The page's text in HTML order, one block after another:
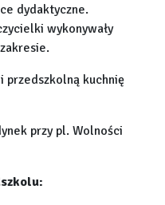
dydaktyczne.
wykonywały
przedszkolną kuchnię
przy pl. Wolności